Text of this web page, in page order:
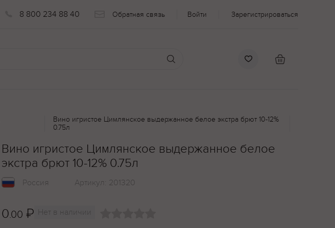
8 800 234 88 40 Обратная связь Войти Зарегистрироваться
Вино игристое Цимлянское выдержанное белое экстра брют 10-12%
0.75л
Вино игристое Цимлянское выдержанное белое
экстра брют 10-12% 0.75л
Россия Артикул: 201320
0.00 ₽ Нет в наличии